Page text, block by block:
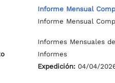
Informe Mensual
Informe Mensual
Informes Mensuales
Informes
Expedición: 04/04/